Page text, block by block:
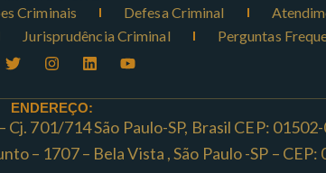
Criminais Defesa Criminal
Jurisprudência Criminal Perguntas
ENDEREÇO:
Cj. 701/714 São Paulo-SP, Brasil CEP:
– 1707 – Bela Vista , São Paulo -SP –